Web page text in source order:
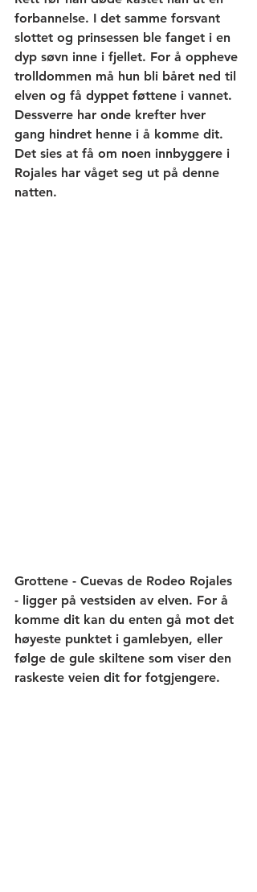
forbannelse. I det samme forsvant
slottet og prinsessen ble fanget i en
dyp søvn inne i fjellet. For å oppheve
trolldommen må hun bli båret ned til
elven og få dyppet føttene i vannet.
Dessverre har onde krefter hver
gang hindret henne i å komme dit.
Det sies at få om noen innbyggere i
Rojales har våget seg ut på denne
natten.
Grottene - Cuevas de Rodeo Rojales
- ligger på vestsiden av elven. For å
komme dit kan du enten gå mot det
høyeste punktet i gamlebyen, eller
følge de gule skiltene som viser den
raskeste veien dit for fotgjengere.